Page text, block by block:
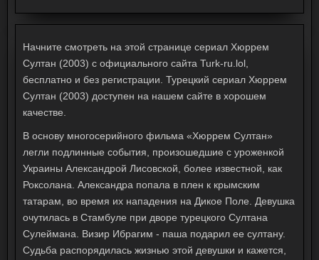
Начните смотреть на этой странице сериал Хюррем
Султан (2003) с официального сайта Turk-ru.lol,
бесплатно и без регистрации. Турецкий сериал Хюррем
Султан (2003) доступен на нашем сайте в хорошем
качестве.
В основу многосерийного фильма «Хюррем Султан»
легли подлинные события, произошедшие с уроженкой
Украины Александрой Лисовской, более известной, как
Роксолана. Александра попала в плен к крымским
татарам, во время их нападения на Дикое Поле. Девушка
очутилась в Стамбуле при дворе турецкого Султана
Сулеймана. Визир Ибрагим - паша подарил ее султану.
Судьба распорядилась жизнью этой девушки и кажется,